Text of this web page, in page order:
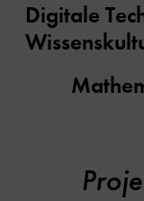
Digitale